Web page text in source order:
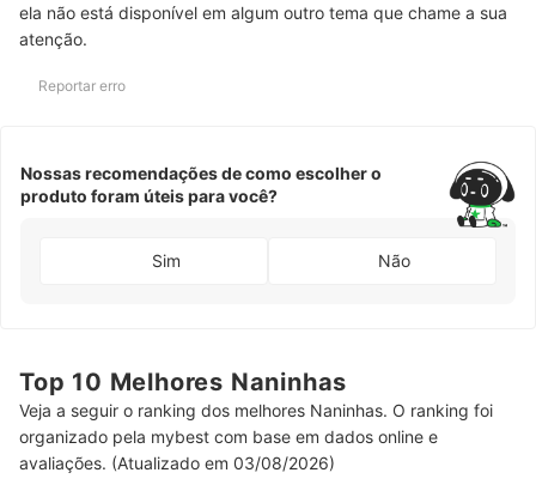
ela não está disponível em algum outro tema que chame a sua
atenção.
Reportar erro
Nossas recomendações de como escolher o
produto foram úteis para você?
Sim Não
Top 10 Melhores Naninhas
Veja a seguir o ranking dos melhores Naninhas. O ranking foi
organizado pela mybest com base em dados online e
avaliações. (Atualizado em 03/08/2026)